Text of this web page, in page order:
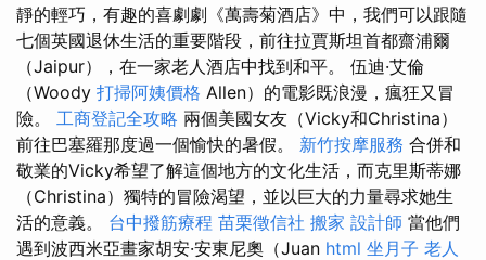
靜的輕巧，有趣的喜劇劇《萬壽菊酒店》中，我們可以跟隨
七個英國退休生活的重要階段，前往拉賈斯坦首都齋浦爾
（Jaipur），在一家老人酒店中找到和平。 伍迪·艾倫
（Woody 打掃阿姨價格 Allen）的電影既浪漫，瘋狂又冒
險。 工商登記全攻略 兩個美國女友（Vicky和Christina）
前往巴塞羅那度過一個愉快的暑假。 新竹按摩服務 合併和
敬業的Vicky希望了解這個地方的文化生活，而克里斯蒂娜
（Christina）獨特的冒險渴望，並以巨大的力量尋求她生
活的意義。 台中撥筋療程 苗栗徵信社 搬家 設計師 當他們
遇到波西米亞畫家胡安·安東尼奧（Juan html 坐月子 老人